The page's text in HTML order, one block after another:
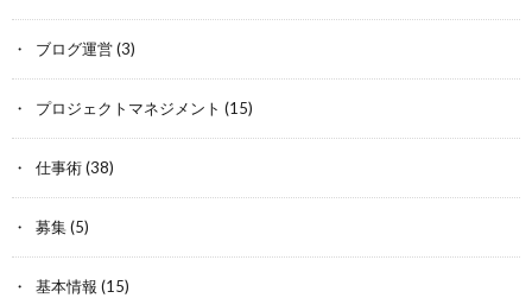
ブログ運営(3)
プロジェクトマネジメント (15)
仕事術(38)
募集(5)
基本情報 (15)